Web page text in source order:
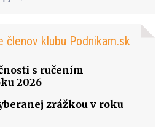
členov klubu Podnikam.sk
s ručením
2026
zrážkou v roku